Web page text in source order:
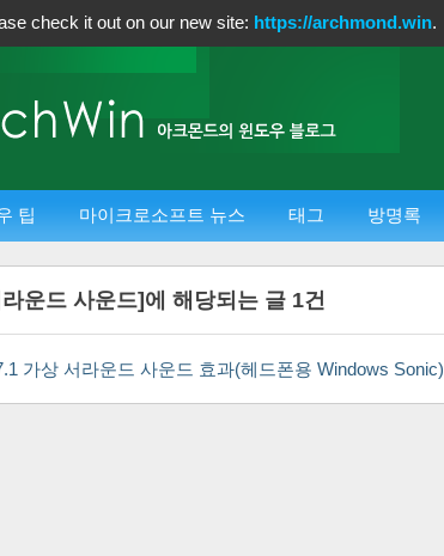
check it out on our new site: https://archmond.win.
팁 마이크로소프트 뉴스 태그 방명록
운드 사운드]에 해당되는 글 1건
가상 서라운드 사운드 효과(헤드폰용 Windows Sonic)